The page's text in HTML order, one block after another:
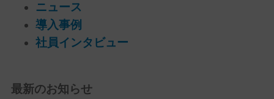
ニュース
導入事例
社員インタビュー
最新のお知らせ